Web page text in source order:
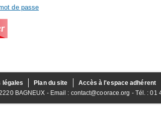
de passe
légales Plan du site
Accès à l'espace adhérent
BAGNEUX - Email : contact@coorace.org - Tél. : 01